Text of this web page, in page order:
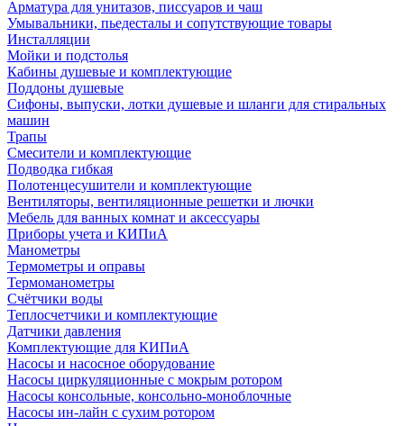
Арматура для унитазов, писсуаров и чаш
Умывальники, пьедесталы и сопутствующие товары
Инсталляции
Мойки и подстолья
Кабины душевые и комплектующие
Поддоны душевые
Сифоны, выпуски, лотки душевые и шланги для стиральных
машин
Трапы
Смесители и комплектующие
Подводка гибкая
Полотенцесушители и комплектующие
Вентиляторы, вентиляционные решетки и лючки
Мебель для ванных комнат и аксессуары
Приборы учета и КИПиА
Манометры
Термометры и оправы
Термоманометры
Счётчики воды
Теплосчетчики и комплектующие
Датчики давления
Комплектующие для КИПиА
Насосы и насосное оборудование
Насосы циркуляционные с мокрым ротором
Насосы консольные, консольно-моноблочные
Насосы ин-лайн с сухим ротором